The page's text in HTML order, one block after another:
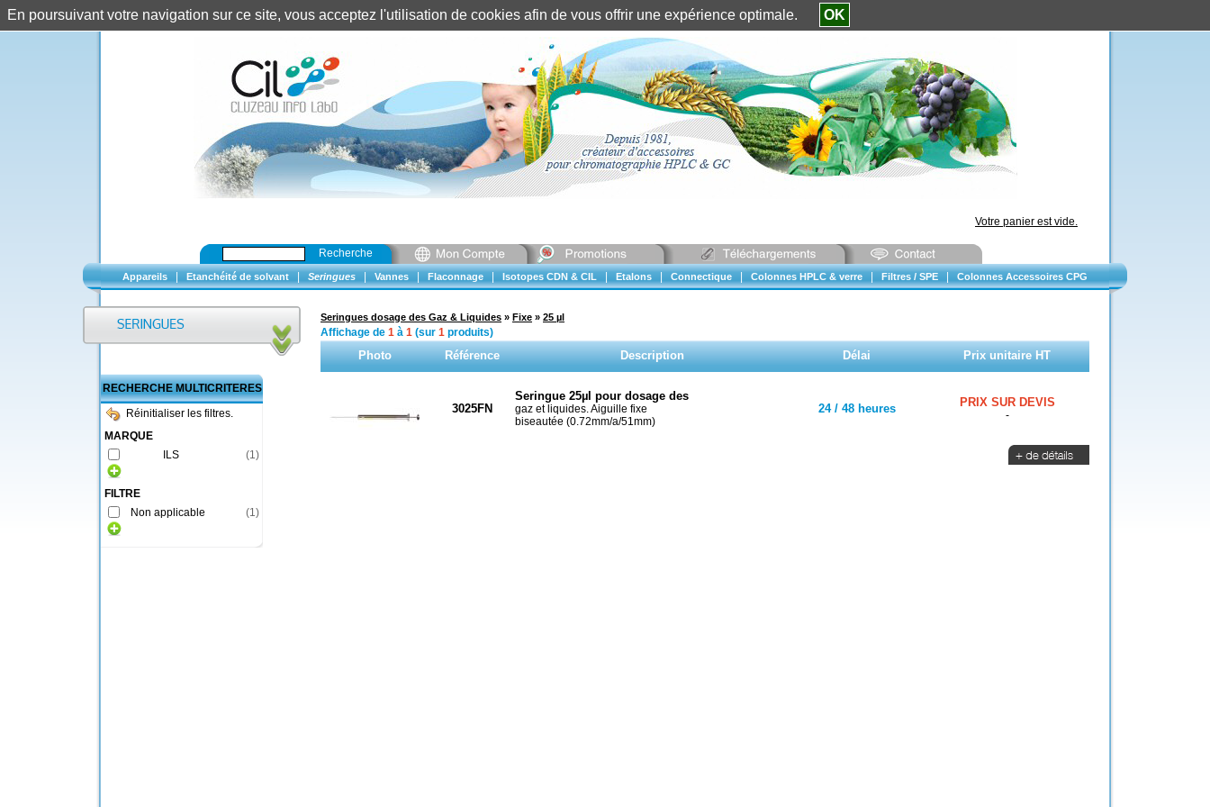
Identification client ||Mon compte
Votre panier est vide.
Recherche
Appareils Etanchéité de solvant Seringues Vannes Flaconnage Isotopes CDN & CIL Etalons Connectique Colonnes HPLC & verre Filtres / SPE Colonnes Accessoires CPG
RECHERCHE MULTICRITERES
Réinitialiser les filtres.
MARQUE
ILS
(1)
FILTRE
Non applicable
(1)
Seringues dosage des Gaz & Liquides » Fixe » 25 µl
Affichage de 1 à 1 (sur 1 produits)
Photo Référence Description Délai Prix unitaire HT
3025FN
Seringue 25µl pour dosage des
gaz et liquides. Aiguille fixe
biseautée (0.72mm/a/51mm)
24 / 48 heures PRIX SUR DEVIS
-
En poursuivant votre navigation sur ce site, vous acceptez l'utilisation de cookies afin de vous offrir une expérience optimale. OK